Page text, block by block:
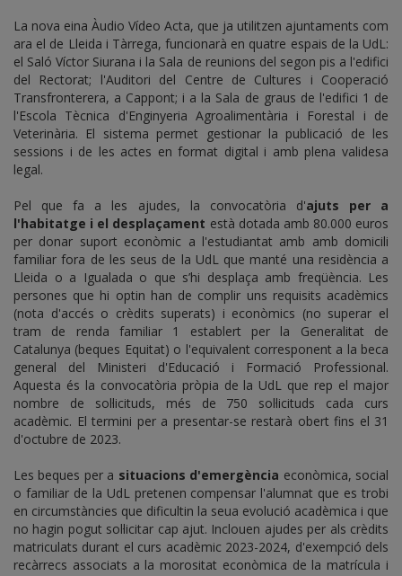
La nova eina Àudio Vídeo Acta, que ja utilitzen ajuntaments com
ara el de Lleida i Tàrrega, funcionarà en quatre espais de la UdL:
el Saló Víctor Siurana i la Sala de reunions del segon pis a l'edifici
del Rectorat; l'Auditori del Centre de Cultures i Cooperació
Transfronterera, a Cappont; i a la Sala de graus de l'edifici 1 de
l'Escola Tècnica d'Enginyeria Agroalimentària i Forestal i de
Veterinària. El sistema permet gestionar la publicació de les
sessions i de les actes en format digital i amb plena validesa
legal.
Pel que fa a les ajudes, la convocatòria d'ajuts per a
l'habitatge i el desplaçament està dotada amb 80.000 euros
per donar suport econòmic a l'estudiantat amb amb domicili
familiar fora de les seus de la UdL que manté una residència a
Lleida o a Igualada o que s’hi desplaça amb freqüència. Les
persones que hi optin han de complir uns requisits acadèmics
(nota d'accés o crèdits superats) i econòmics (no superar el
tram de renda familiar 1 establert per la Generalitat de
Catalunya (beques Equitat) o l'equivalent corresponent a la beca
general del Ministeri d'Educació i Formació Professional.
Aquesta és la convocatòria pròpia de la UdL que rep el major
nombre de sol·licituds, més de 750 sol·licituds cada curs
acadèmic. El termini per a presentar-se restarà obert fins el 31
d'octubre de 2023.
Les beques per a situacions d'emergència econòmica, social
o familiar de la UdL pretenen compensar l'alumnat que es trobi
en circumstàncies que dificultin la seua evolució acadèmica i que
no hagin pogut sol·licitar cap ajut. Inclouen ajudes per als crèdits
matriculats durant el curs acadèmic 2023-2024, d'exempció dels
recàrrecs associats a la morositat econòmica de la matrícula i